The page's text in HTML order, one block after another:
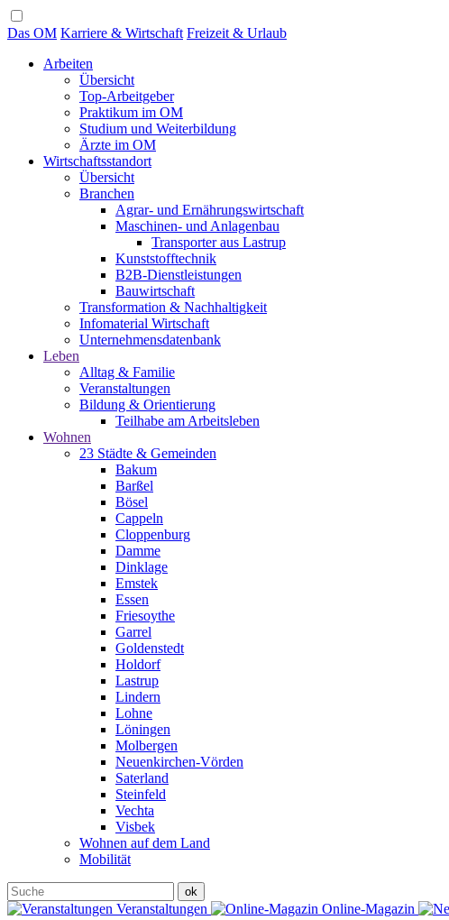
Das OM Karriere & Wirtschaft Freizeit & Urlaub
Arbeiten
Übersicht
Top-Arbeitgeber
Praktikum im OM
Studium und Weiterbildung
Ärzte im OM
Wirtschaftsstandort
Übersicht
Branchen
Agrar- und Ernährungswirtschaft
Maschinen- und Anlagenbau
Transporter aus Lastrup
Kunststofftechnik
B2B-Dienstleistungen
Bauwirtschaft
Transformation & Nachhaltigkeit
Infomaterial Wirtschaft
Unternehmensdatenbank
Leben
Alltag & Familie
Veranstaltungen
Bildung & Orientierung
Teilhabe am Arbeitsleben
Wohnen
23 Städte & Gemeinden
Bakum
Barßel
Bösel
Cappeln
Cloppenburg
Damme
Dinklage
Emstek
Essen
Friesoythe
Garrel
Goldenstedt
Holdorf
Lastrup
Lindern
Lohne
Löningen
Molbergen
Neuenkirchen-Vörden
Saterland
Steinfeld
Vechta
Visbek
Wohnen auf dem Land
Mobilität
Veranstaltungen Online-Magazin